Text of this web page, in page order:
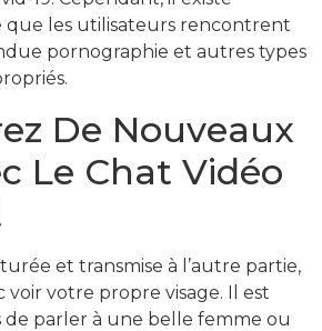
les utilisateurs rencontrent
pornographie et autres types
De Nouveaux
Le Chat Vidéo
et transmise à l’autre partie,
votre propre visage. Il est
parler à une belle femme ou